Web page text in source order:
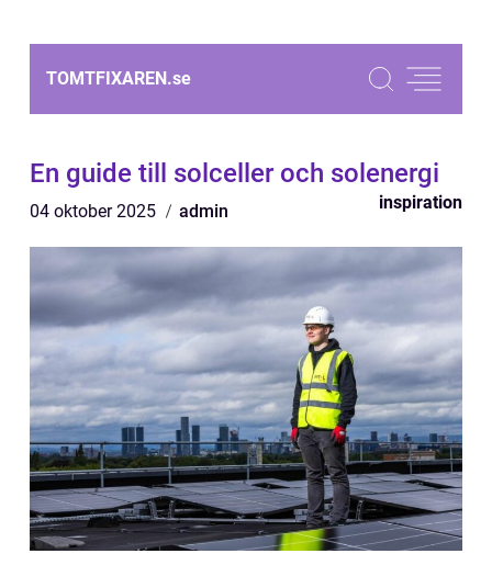
TOMTFIXAREN.se
En guide till solceller och solenergi
04 oktober 2025 admin inspiration